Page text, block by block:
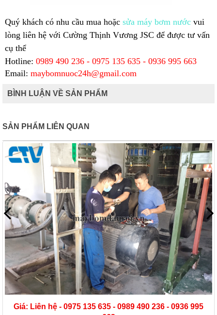
Quý khách có nhu cầu mua hoặc sửa máy bơm nước vui
lòng liên hệ với Cường Thịnh Vương JSC để được tư vấn
cụ thể
Hotline: 0989 490 236 - 0975 135 635 - 0936 995 663
Email: maybomnuoc24h@gmail.com
BÌNH LUẬN VỀ SẢN PHẨM
SẢN PHẨM LIÊN QUAN